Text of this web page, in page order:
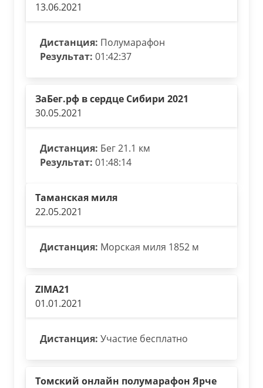
13.06.2021
Дистанция: Полумарафон
Результат: 01:42:37
ЗаБег.рф в сердце Сибири 2021
30.05.2021
Дистанция: Бег 21.1 км
Результат: 01:48:14
Таманская миля
22.05.2021
Дистанция: Морская миля 1852 м
ZIMA21
01.01.2021
Дистанция: Участие бесплатно
Томский онлайн полумарафон Ярче